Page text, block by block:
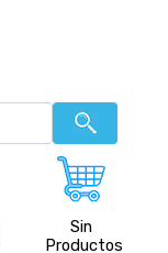
Sin
Productos